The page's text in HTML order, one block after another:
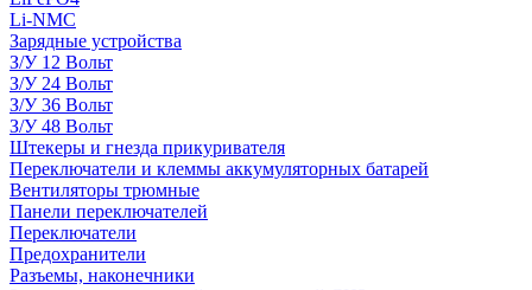
Li-NMC
Зарядные устройства
З/У 12 Вольт
З/У 24 Вольт
З/У 36 Вольт
З/У 48 Вольт
Штекеры и гнезда прикуривателя
Переключатели и клеммы аккумуляторных батарей
Вентиляторы трюмные
Панели переключателей
Переключатели
Предохранители
Разъемы, наконечники